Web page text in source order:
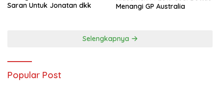
Saran Untuk Jonatan dkk
Menangi GP Australia
Selengkapnya
Popular Post